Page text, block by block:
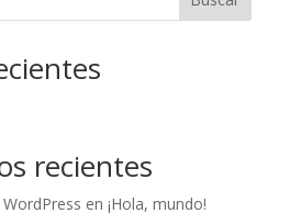
recientes
en ¡Hola, mundo!